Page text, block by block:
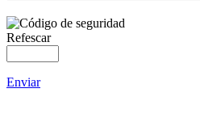
Refescar
Enviar